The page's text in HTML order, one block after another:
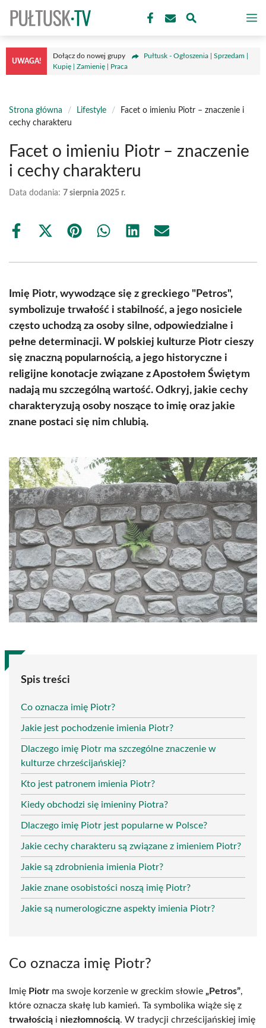
treści
UWAGA!
Dołącz do nowej grupy
Pułtusk - Ogłoszenia | Sprzedam |
Kupię | Zamienię | Praca
Strona główna / Lifestyle /
Facet o imieniu Piotr – znaczenie i
cechy charakteru
Facet o imieniu Piotr – znaczenie
i cechy charakteru
Data dodania: 7 sierpnia 2025 r.
Share
Share
(Twitter)
Share Share Share Share
Imię Piotr, wywodzące się z greckiego "Petros",
symbolizuje trwałość i stabilność, a jego nosiciele
często uchodzą za osoby silne, odpowiedzialne i
pełne determinacji. W polskiej kulturze Piotr cieszy
się znaczną popularnością, a jego historyczne i
religijne konotacje związane z Apostołem Świętym
nadają mu szczególną wartość. Odkryj, jakie cechy
charakteryzują osoby noszące to imię oraz jakie
znane postaci się nim chlubią.
Spis treści
Co oznacza imię Piotr?
Jakie jest pochodzenie imienia Piotr?
Dlaczego imię Piotr ma szczególne znaczenie w
kulturze chrześcijańskiej?
Kto jest patronem imienia Piotr?
Kiedy obchodzi się imieniny Piotra?
Dlaczego imię Piotr jest popularne w Polsce?
Jakie cechy charakteru są związane z imieniem Piotr?
Jakie są zdrobnienia imienia Piotr?
Jakie znane osobistości noszą imię Piotr?
Jakie są numerologiczne aspekty imienia Piotr?
Co oznacza imię Piotr?
Imię Piotr ma swoje korzenie w greckim słowie „Petros”,
które oznacza skałę lub kamień. Ta symbolika wiąże się z
trwałością i niezłomnością. W tradycji chrześcijańskiej imię